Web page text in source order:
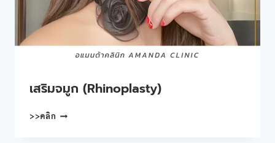
เสริมจมูก (Rhinoplasty)
>>คลิก เสริม